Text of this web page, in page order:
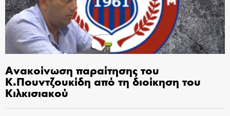
Ανακοίνωση παραίτησης του
Κ.Πουντζουκίδη από τη διοίκηση του
Κιλκισιακού